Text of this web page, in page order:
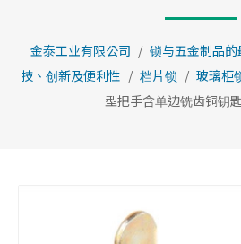
金泰工业有限公司 / 锁与五金制品
技、创新及便利性 / 档片锁 / 玻璃柜
型把手含单边铣齿铜钥